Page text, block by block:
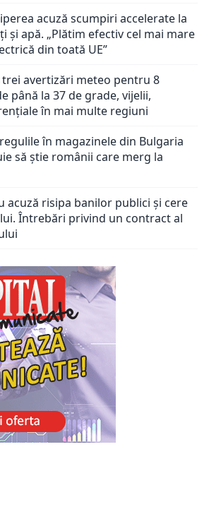
acuză scumpiri accelerate la
și apă. „Plătim efectiv cel mai mare
din toată UE”
trei avertizări meteo pentru 8
până la 37 de grade, vijelii,
în mai multe regiuni
în magazinele din Bulgaria
să știe românii care merg la
acuză risipa banilor publici și cere
Întrebări privind un contract al